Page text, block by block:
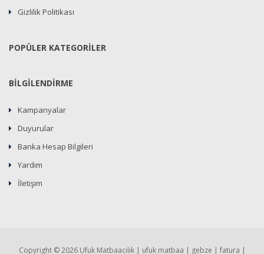
Gizlilik Politikası
POPÜLER KATEGORİLER
BİLGİLENDİRME
Kampanyalar
Duyurular
Banka Hesap Bilgileri
Yardım
İletişim
Copyright © 2026 Ufuk Matbaacılık | ufuk matbaa | gebze | fatura |